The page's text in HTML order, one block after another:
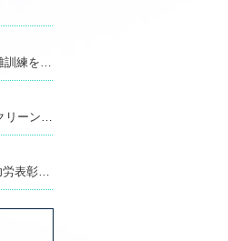
シェイクアウト訓練と避難訓練を行いました!!
四国の道を美しく－「88クリーンウォーク四国」に参加しました!!
令和7年度 国土交通行政功労表彰を受賞いたしました！